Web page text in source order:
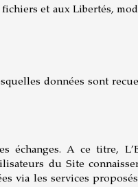
et aux Libertés,
données sont
échanges. A ce titre,
du Site
via les services